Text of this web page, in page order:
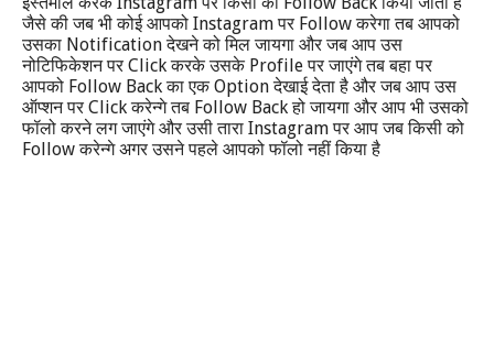
जैसे की जब भी कोई आपको Instagramपर Followकरेगा तब आपको
उसका Notificationदेखने को मिल जायगा और जब आप उस
नोटिफिकेशन पर Clickकरके उसके Profileपर जाएंगे तब बहा पर
आपको Follow Backका एकOptionदेखाई देता है और जब आप उस
ऑप्शन पर Clickकरेन्गे तब Follow Backहो जायगा और आप भी उसको
फॉलो करने लग जाएंगे और उसी तारा Instagramपर आप जब किसी को
Followकरेन्गे अगर उसने पहले आपको फॉलो नहीं किया है